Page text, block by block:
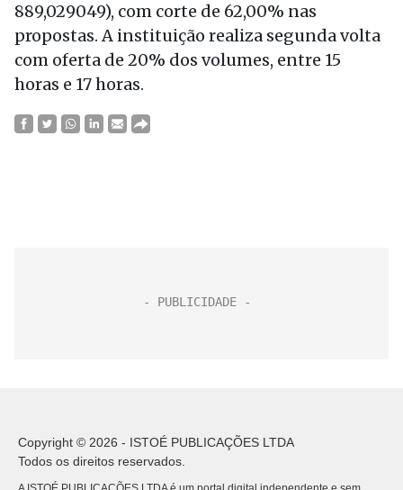
889,029049), com corte de 62,00% nas
propostas. A instituição realiza segunda volta
com oferta de 20% dos volumes, entre 15
horas e 17 horas.
Copyright © 2026 - ISTOÉ PUBLICAÇÕES LTDA
Todos os direitos reservados.